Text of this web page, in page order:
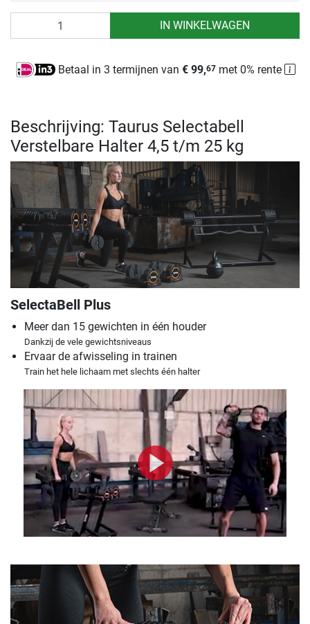
IN WINKELWAGEN
Betaal in 3 termijnen van € 99,67met 0% rente
Beschrijving: Taurus Selectabell
Verstelbare Halter 4,5 t/m 25 kg
SelectaBell Plus
Meer dan 15 gewichten in één houder
Dankzij de vele gewichtsniveaus
Ervaar de afwisseling in trainen
Train het hele lichaam met slechts één halter